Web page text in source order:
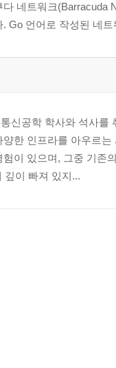
네트워크(Barracuda
Go 언어로 작성된 네
신공학 학사와 석사를
한 인프라를 아우르
이 있으며, 그중 기존
깊이 빠져 있지...